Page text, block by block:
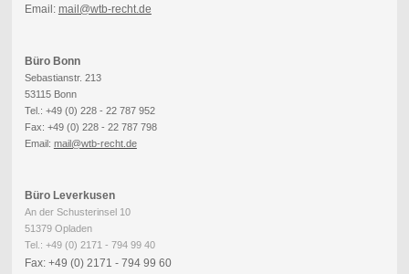
Email: mail@wtb-recht.de
Büro Bonn
Sebastianstr. 213
53115 Bonn
Tel.: +49 (0) 228 - 22 787 952
Fax: +49 (0) 228 - 22 787 798
Email: mail@wtb-recht.de
Büro Leverkusen
An der Schusterinsel 10
51379 Opladen
Tel.: +49 (0) 2171 - 794 99 40
Fax: +49 (0) 2171 - 794 99 60